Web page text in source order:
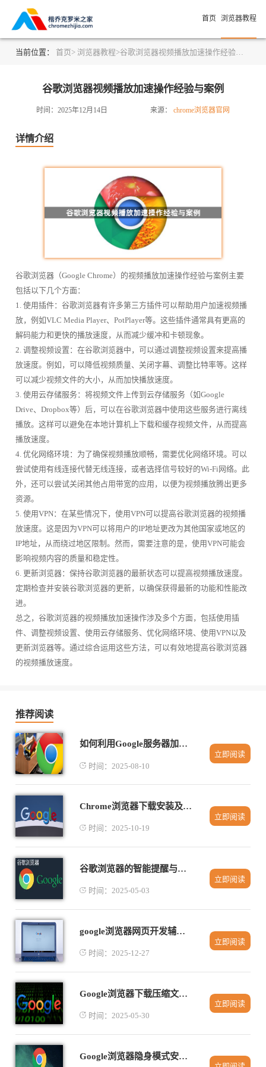
首页 浏览器教程
当前位置： 首页> 浏览器教程>谷歌浏览器视频播放加速操作经验与案例
谷歌浏览器视频播放加速操作经验与案例
时间：2025年12月14日 来源： chrome浏览器官网
详情介绍
谷歌浏览器（Google Chrome）的视频播放加速操作经验与案例主要
包括以下几个方面：
1. 使用插件：谷歌浏览器有许多第三方插件可以帮助用户加速视频播
放，例如VLC Media Player、PotPlayer等。这些插件通常具有更高的
解码能力和更快的播放速度，从而减少缓冲和卡顿现象。
2. 调整视频设置：在谷歌浏览器中，可以通过调整视频设置来提高播
放速度。例如，可以降低视频质量、关闭字幕、调整比特率等。这样
可以减少视频文件的大小，从而加快播放速度。
3. 使用云存储服务：将视频文件上传到云存储服务（如Google
Drive、Dropbox等）后，可以在谷歌浏览器中使用这些服务进行离线
播放。这样可以避免在本地计算机上下载和缓存视频文件，从而提高
播放速度。
4. 优化网络环境：为了确保视频播放顺畅，需要优化网络环境。可以
尝试使用有线连接代替无线连接，或者选择信号较好的Wi-Fi网络。此
外，还可以尝试关闭其他占用带宽的应用，以便为视频播放腾出更多
资源。
5. 使用VPN：在某些情况下，使用VPN可以提高谷歌浏览器的视频播
放速度。这是因为VPN可以将用户的IP地址更改为其他国家或地区的
IP地址，从而绕过地区限制。然而，需要注意的是，使用VPN可能会
影响视频内容的质量和稳定性。
6. 更新浏览器：保持谷歌浏览器的最新状态可以提高视频播放速度。
定期检查并安装谷歌浏览器的更新，以确保获得最新的功能和性能改
进。
总之，谷歌浏览器的视频播放加速操作涉及多个方面，包括使用插
件、调整视频设置、使用云存储服务、优化网络环境、使用VPN以及
更新浏览器等。通过综合运用这些方法，可以有效地提高谷歌浏览器
的视频播放速度。
推荐阅读
如何利用Google服务器加速Chrome下载任务
时间：2025-08-10
立即阅读
Chrome浏览器下载安装及多设备同步功能介绍
时间：2025-10-19
立即阅读
谷歌浏览器的智能提醒与通知功能
时间：2025-05-03
立即阅读
google浏览器网页开发辅助插件使用技巧
时间：2025-12-27
立即阅读
Google浏览器下载压缩文件打不开是什么原因
时间：2025-05-30
立即阅读
Google浏览器隐身模式安全性实测解析